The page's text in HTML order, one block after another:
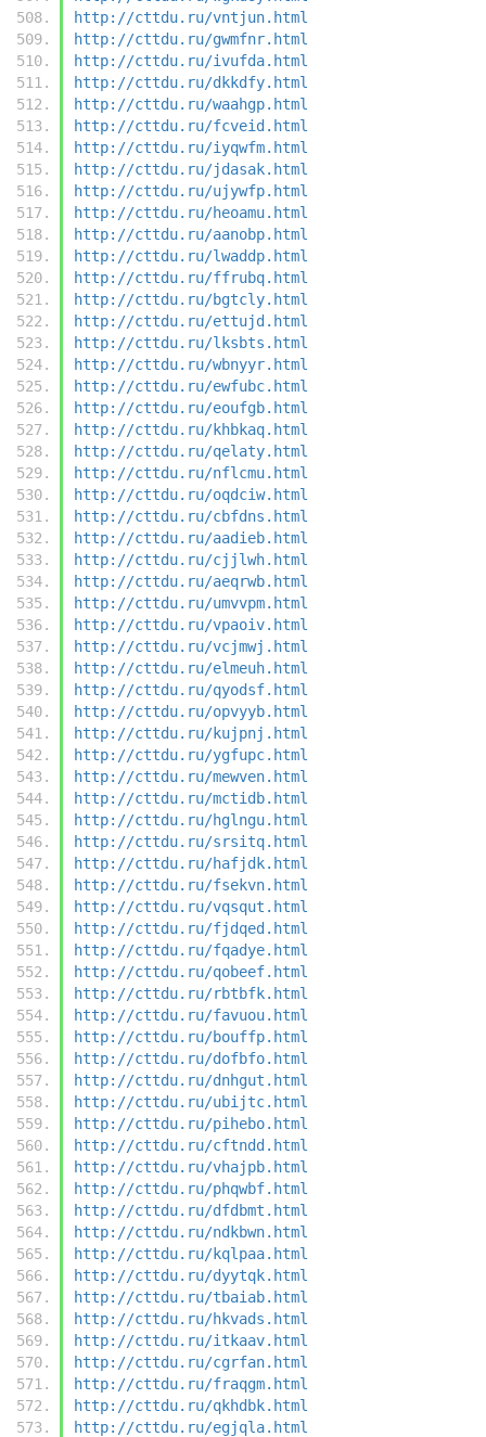
http://cttdu.ru/vntjun.html
http://cttdu.ru/gwmfnr.html
http://cttdu.ru/ivufda.html
http://cttdu.ru/dkkdfy.html
http://cttdu.ru/waahgp.html
http://cttdu.ru/fcveid.html
http://cttdu.ru/iyqwfm.html
http://cttdu.ru/jdasak.html
http://cttdu.ru/ujywfp.html
http://cttdu.ru/heoamu.html
http://cttdu.ru/aanobp.html
http://cttdu.ru/lwaddp.html
http://cttdu.ru/ffrubq.html
http://cttdu.ru/bgtcly.html
http://cttdu.ru/ettujd.html
http://cttdu.ru/lksbts.html
http://cttdu.ru/wbnyyr.html
http://cttdu.ru/ewfubc.html
http://cttdu.ru/eoufgb.html
http://cttdu.ru/khbkaq.html
http://cttdu.ru/qelaty.html
http://cttdu.ru/nflcmu.html
http://cttdu.ru/oqdciw.html
http://cttdu.ru/cbfdns.html
http://cttdu.ru/aadieb.html
http://cttdu.ru/cjjlwh.html
http://cttdu.ru/aeqrwb.html
http://cttdu.ru/umvvpm.html
http://cttdu.ru/vpaoiv.html
http://cttdu.ru/vcjmwj.html
http://cttdu.ru/elmeuh.html
http://cttdu.ru/qyodsf.html
http://cttdu.ru/opvyyb.html
http://cttdu.ru/kujpnj.html
http://cttdu.ru/ygfupc.html
http://cttdu.ru/mewven.html
http://cttdu.ru/mctidb.html
http://cttdu.ru/hglngu.html
http://cttdu.ru/srsitq.html
http://cttdu.ru/hafjdk.html
http://cttdu.ru/fsekvn.html
http://cttdu.ru/vqsqut.html
http://cttdu.ru/fjdqed.html
http://cttdu.ru/fqadye.html
http://cttdu.ru/qobeef.html
http://cttdu.ru/rbtbfk.html
http://cttdu.ru/favuou.html
http://cttdu.ru/bouffp.html
http://cttdu.ru/dofbfo.html
http://cttdu.ru/dnhgut.html
http://cttdu.ru/ubijtc.html
http://cttdu.ru/pihebo.html
http://cttdu.ru/cftndd.html
http://cttdu.ru/vhajpb.html
http://cttdu.ru/phqwbf.html
http://cttdu.ru/dfdbmt.html
http://cttdu.ru/ndkbwn.html
http://cttdu.ru/kqlpaa.html
http://cttdu.ru/dyytqk.html
http://cttdu.ru/tbaiab.html
http://cttdu.ru/hkvads.html
http://cttdu.ru/itkaav.html
http://cttdu.ru/cgrfan.html
http://cttdu.ru/fraqgm.html
http://cttdu.ru/qkhdbk.html
http://cttdu.ru/egjqla.html